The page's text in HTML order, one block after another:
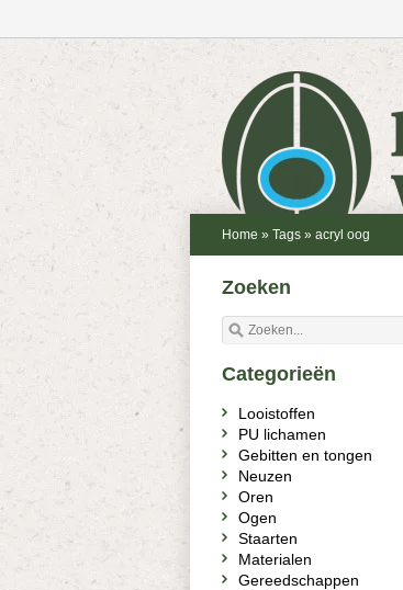
Home » Tags » acryl oog
Zoeken
Categorieën
Looistoffen
PU lichamen
Gebitten en tongen
Neuzen
Oren
Ogen
Staarten
Materialen
Gereedschappen